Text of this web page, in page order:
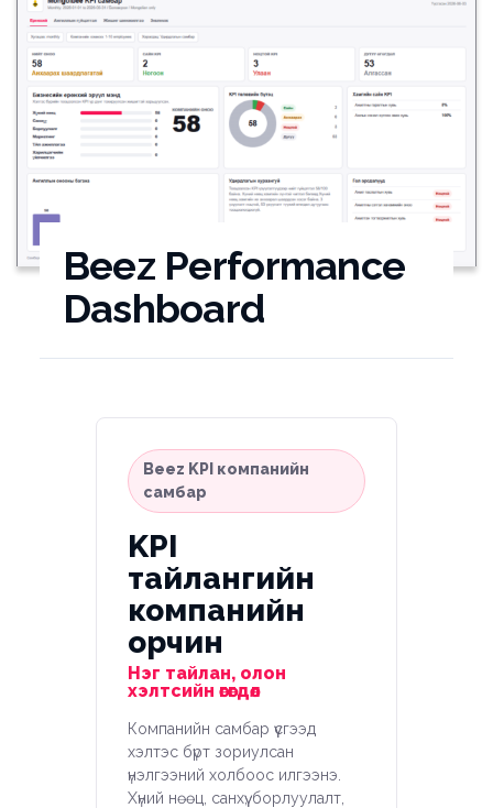
Beez Performance
Dashboard
Beez KPI компанийн
самбар
KPI
тайлангийн
компанийн
орчин
Нэг тайлан, олон
хэлтсийн өгөгдөл
Компанийн самбар үүсгээд
хэлтэс бүрт зориулсан
үнэлгээний холбоос илгээнэ.
Хүний нөөц, санхүү, борлуулалт,